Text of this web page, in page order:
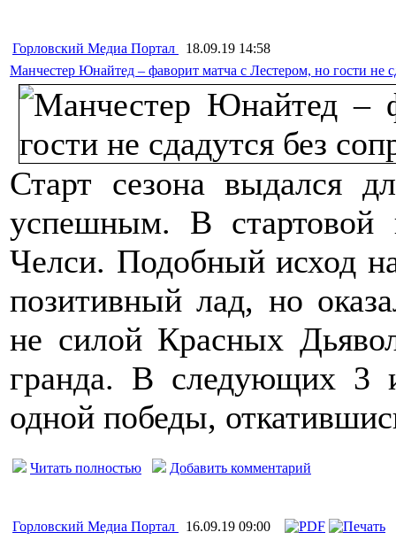
Горловский Медиа Портал
18.09.19 14:58
Манчестер Юнайтед – фаворит матча с Лестером, но гости не
Старт сезона выдался
успешным. В стартовой
Челси. Подобный исход
позитивный лад, но
не силой Красных
гранда. В следующих 3
одной победы,
Читать полностью Добавить комментарий
Горловский Медиа Портал
16.09.19 09:00